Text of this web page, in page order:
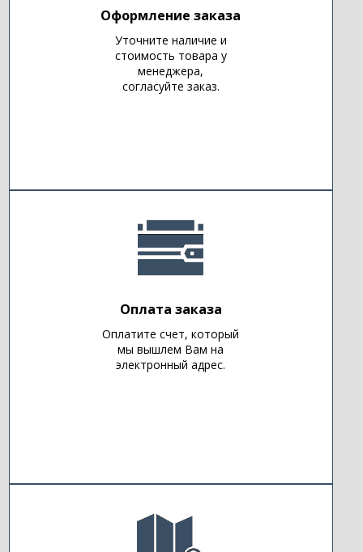
Оформление заказа
Уточните наличие и
стоимость товара у
менеджера,
согласуйте заказ.
Оплата заказа
Оплатите счет, который
мы вышлем Вам на
электронный адрес.